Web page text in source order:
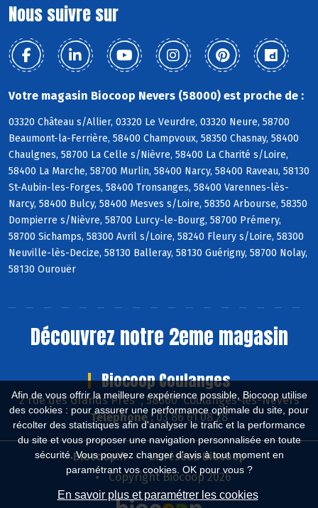
Afin de vous offrir la meilleure expérience possible, Biocoop utilise
des cookies : pour assurer une performance optimale du site, pour
récolter des statistiques afin d'analyser le trafic et la performance
du site et vous proposer une navigation personnalisée en toute
sécurité. Vous pouvez changer d'avis à tout moment en
paramétrant vos cookies. OK pour vous ?
En savoir plus et paramétrer les cookies
Nous suivre sur
Votre magasin Biocoop Nevers (58000) est proche de :
03320 Château s/Allier, 03320 Le Veurdre, 03320 Neure, 58700
Beaumont-la-Ferrière, 58400 Champvoux, 58350 Chasnay, 58400
Chaulgnes, 58700 La Celle s/Nièvre, 58400 La Charité s/Loire,
58400 La Marche, 58700 Murlin, 58400 Narcy, 58400 Raveau, 58130
St-Aubin-les-Forges, 58400 Tronsanges, 58400 Varennes-lès-
Narcy, 58400 Bulcy, 58400 Mesves s/Loire, 58350 Arbourse, 58350
Dompierre s/Nièvre, 58700 Lurcy-le-Bourg, 58700 Prémery,
58700 Sichamps, 58300 Avril s/Loire, 58240 Fleury s/Loire, 58300
Neuville-lès-Decize, 58130 Balleray, 58130 Guérigny, 58700 Nolay,
58130 Ourouër
Découvrez notre 2eme magasin
Biocoop Coulanges
2 rue des Grands Près , 58660 Coulanges-lès-Nevers
Téléphone :03 86 61 08 28
Biocoop.fr
Le réseau Biocoop
Copyright Biocoop 2026